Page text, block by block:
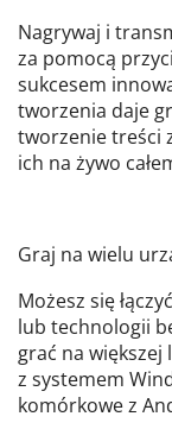
Nagrywaj i
za pomocą
sukcesem
tworzenia daje
tworzenie treści
ich na żywo
Graj na wielu
Możesz się
lub technologii
grać na
z systemem
komórkowe z